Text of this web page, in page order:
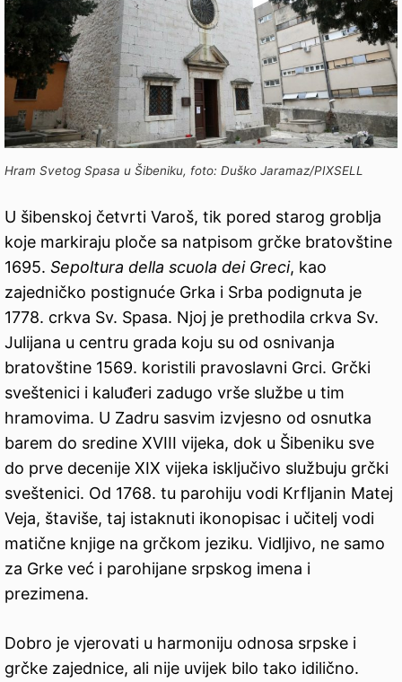
Hram Svetog Spasa u Šibeniku, foto: Duško Jaramaz/PIXSELL
U šibenskoj četvrti Varoš, tik pored starog groblja
koje markiraju ploče sa natpisom grčke bratovštine
1695. Sepoltura della scuola dei Greci, kao
zajedničko postignuće Grka i Srba podignuta je
1778. crkva Sv. Spasa. Njoj je prethodila crkva Sv.
Julijana u centru grada koju su od osnivanja
bratovštine 1569. koristili pravoslavni Grci. Grčki
sveštenici i kaluđeri zadugo vrše službe u tim
hramovima. U Zadru sasvim izvjesno od osnutka
barem do sredine XVIII vijeka, dok u Šibeniku sve
do prve decenije XIX vijeka isključivo službuju grčki
sveštenici. Od 1768. tu parohiju vodi Кrfljanin Matej
Veja, štaviše, taj istaknuti ikonopisac i učitelj vodi
matične knjige na grčkom jeziku. Vidljivo, ne samo
za Grke već i parohijane srpskog imena i
prezimena.
Dobro je vjerovati u harmoniju odnosa srpske i
grčke zajednice, ali nije uvijek bilo tako idilično.